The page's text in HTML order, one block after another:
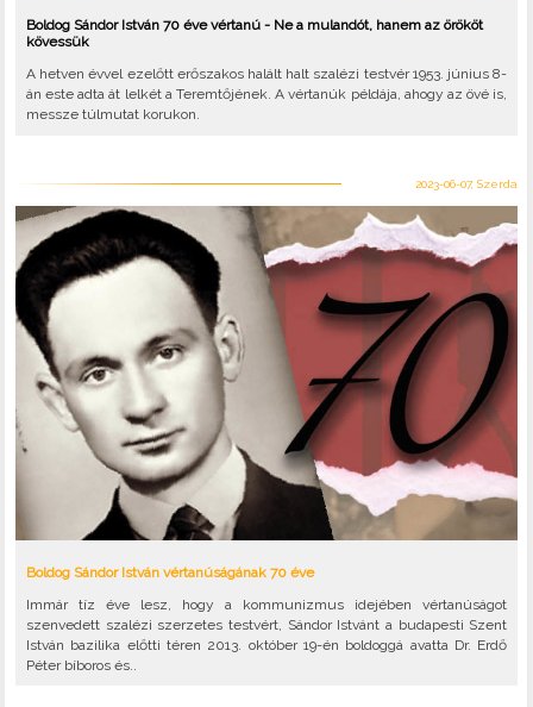
Boldog Sándor István 70 éve vértanú - Ne a mulandót, hanem az örököt
kövessük
A hetven évvel ezelőtt erőszakos halált halt szalézi testvér 1953. június 8-
án este adta át lelkét a Teremtőjének. A vértanúk példája, ahogy az övé is,
messze túlmutat korukon.
2023-06-07, Szerda
Boldog Sándor István vértanúságának 70 éve
Immár tíz éve lesz, hogy a kommunizmus idejében vértanúságot
szenvedett szalézi szerzetes testvért, Sándor Istvánt a budapesti Szent
István bazilika előtti téren 2013. október 19-én boldoggá avatta Dr. Erdő
Péter bíboros és..